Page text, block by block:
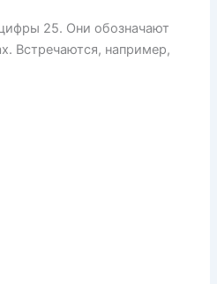
25. Они обозначают
Встречаются, например,